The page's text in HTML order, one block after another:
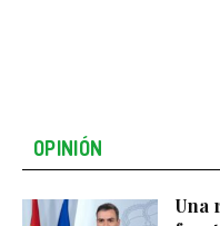
OPINIÓN
Una